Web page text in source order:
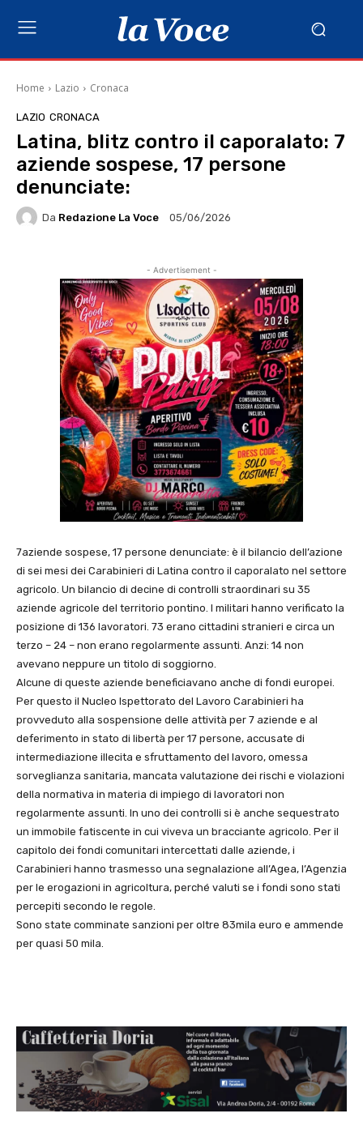
Home Lazio Cronaca
LAZIO CRONACA
Latina, blitz contro il caporalato: 7
aziende sospese, 17 persone
denunciate:
Da Redazione La Voce 05/06/2026
- Advertisement -
7aziende sospese, 17 persone denunciate: è il bilancio dell’azione
di sei mesi dei Carabinieri di Latina contro il caporalato nel settore
agricolo. Un bilancio di decine di controlli straordinari su 35
aziende agricole del territorio pontino. I militari hanno verificato la
posizione di 136 lavoratori. 73 erano cittadini stranieri e circa un
terzo – 24 – non erano regolarmente assunti. Anzi: 14 non
avevano neppure un titolo di soggiorno.
Alcune di queste aziende beneficiavano anche di fondi europei.
Per questo il Nucleo Ispettorato del Lavoro Carabinieri ha
provveduto alla sospensione delle attività per 7 aziende e al
deferimento in stato di libertà per 17 persone, accusate di
intermediazione illecita e sfruttamento del lavoro, omessa
sorveglianza sanitaria, mancata valutazione dei rischi e violazioni
della normativa in materia di impiego di lavoratori non
regolarmente assunti. In uno dei controlli si è anche sequestrato
un immobile fatiscente in cui viveva un bracciante agricolo. Per il
capitolo dei fondi comunitari intercettati dalle aziende, i
Carabinieri hanno trasmesso una segnalazione all’Agea, l’Agenzia
per le erogazioni in agricoltura, perché valuti se i fondi sono stati
percepiti secondo le regole.
Sono state comminate sanzioni per oltre 83mila euro e ammende
per quasi 50 mila.